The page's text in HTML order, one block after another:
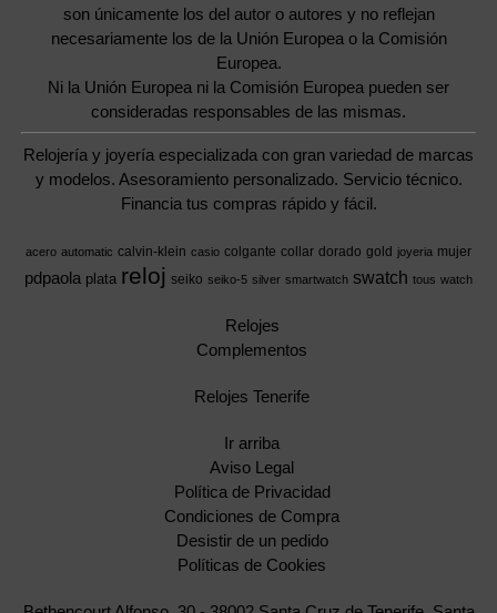
son únicamente los del autor o autores y no reflejan
necesariamente los de la Unión Europea o la Comisión
Europea.
Ni la Unión Europea ni la Comisión Europea pueden ser
consideradas responsables de las mismas.
Relojería y joyería especializada con gran variedad de marcas
y modelos. Asesoramiento personalizado. Servicio técnico.
Financia tus compras rápido y fácil.
acero automatic calvin-klein casio colgante collar dorado gold joyeria mujer
pdpaola plata reloj seiko seiko-5 silver smartwatch swatch tous watch
Relojes
Complementos
Relojes Tenerife
Ir arriba
Aviso Legal
Política de Privacidad
Condiciones de Compra
Desistir de un pedido
Políticas de Cookies